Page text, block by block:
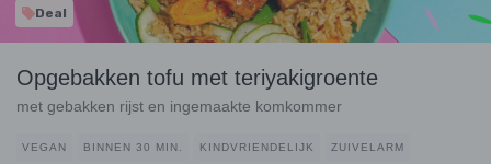
Deal
Opgebakken tofu met teriyakigroente
met gebakken rijst en ingemaakte komkommer
VEGAN BINNEN 30 MIN. KINDVRIENDELIJK ZUIVELARM